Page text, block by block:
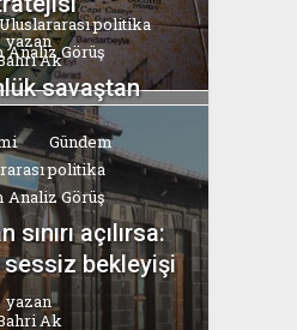
yazan
Ak
politika
Analiz Görüş
savaştan
pazarlığına
yazan
Ak
Gündem
politika
Analiz Görüş
açılırsa:
sessiz bekleyişi
yazan
Ak